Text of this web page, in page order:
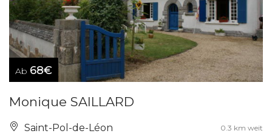
Ab 68€
Monique SAILLARD
Saint-Pol-de-Léon 0.3 km weit